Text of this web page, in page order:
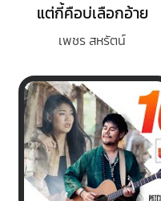
แต่กี้คือบ่เลือกอ้าย
เพชร สหรัตน์